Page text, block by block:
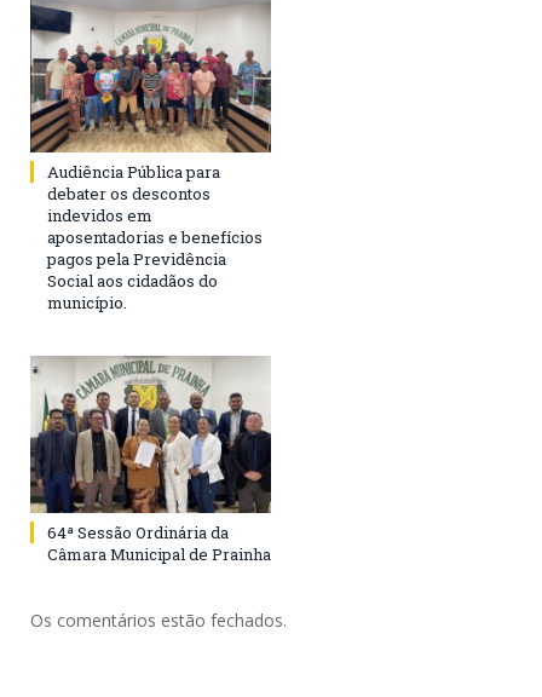
Audiência Pública para
debater os descontos
indevidos em
aposentadorias e benefícios
pagos pela Previdência
Social aos cidadãos do
município.
64ª Sessão Ordinária da
Câmara Municipal de Prainha
Os comentários estão fechados.